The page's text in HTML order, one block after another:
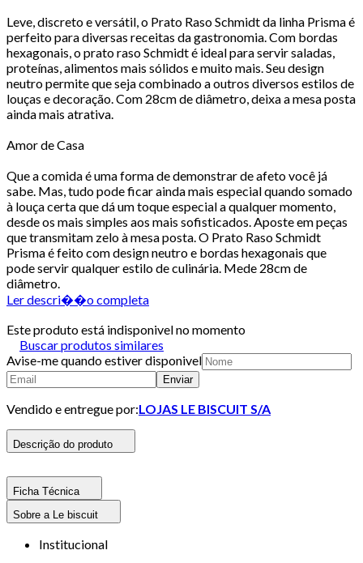
Leve, discreto e versátil, o Prato Raso Schmidt da linha Prisma é
perfeito para diversas receitas da gastronomia. Com bordas
hexagonais, o prato raso Schmidt é ideal para servir saladas,
proteínas, alimentos mais sólidos e muito mais. Seu design
neutro permite que seja combinado a outros diversos estilos de
louças e decoração. Com 28cm de diâmetro, deixa a mesa posta
ainda mais atrativa.
Amor de Casa
Que a comida é uma forma de demonstrar de afeto você já
sabe. Mas, tudo pode ficar ainda mais especial quando somado
à louça certa que dá um toque especial a qualquer momento,
desde os mais simples aos mais sofisticados. Aposte em peças
que transmitam zelo à mesa posta. O Prato Raso Schmidt
Prisma é feito com design neutro e bordas hexagonais que
pode servir qualquer estilo de culinária. Mede 28cm de
diâmetro.
Ler descri��o completa
Este produto está indisponivel no momento
Buscar produtos similares
Avise-me quando estiver disponivel
Enviar
Vendido e entregue por:LOJAS LE BISCUIT S/A
Descrição do produto
Ficha Técnica
Sobre a Le biscuit
Institucional